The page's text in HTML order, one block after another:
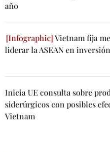
año
Vietnam fija
liderar la ASEAN en
Inicia UE consulta sobre
siderúrgicos con posibles
Vietnam